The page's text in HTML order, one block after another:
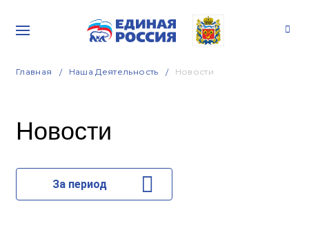
Главная Наша Деятельность Новости
Новости
За период